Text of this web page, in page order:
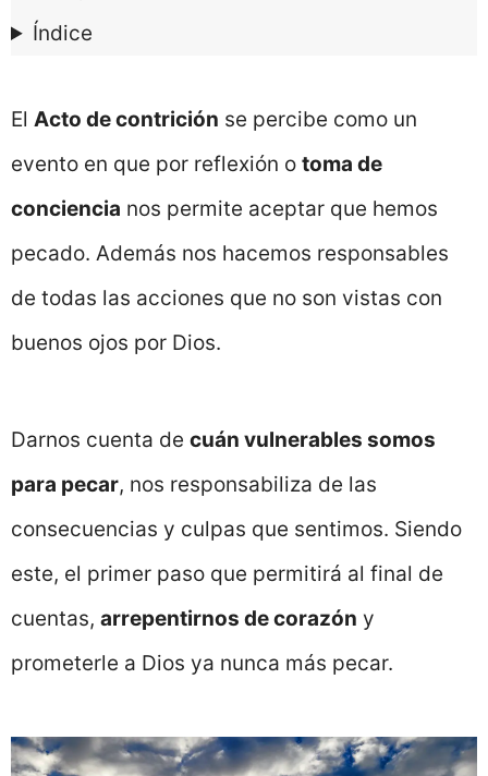
Índice
El Acto de contrición se percibe como un
evento en que por reflexión o toma de
conciencia nos permite aceptar que hemos
pecado. Además nos hacemos responsables
de todas las acciones que no son vistas con
buenos ojos por Dios.
Darnos cuenta de cuán vulnerables somos
para pecar, nos responsabiliza de las
consecuencias y culpas que sentimos. Siendo
este, el primer paso que permitirá al final de
cuentas, arrepentirnos de corazón y
prometerle a Dios ya nunca más pecar.